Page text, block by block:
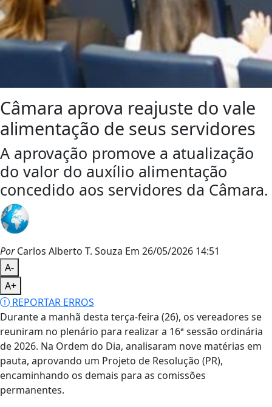
Câmara aprova reajuste do vale
alimentação de seus servidores
A aprovação promove a atualização
do valor do auxílio alimentação
concedido aos servidores da Câmara.
PorCarlos Alberto T. Souza Em 26/05/2026 14:51
A-
A+
REPORTAR ERROS
Durante a manhã desta terça-feira (26), os vereadores se
reuniram no plenário para realizar a 16ª sessão ordinária
de 2026. Na Ordem do Dia, analisaram nove matérias em
pauta, aprovando um Projeto de Resolução (PR),
encaminhando os demais para as comissões
permanentes.